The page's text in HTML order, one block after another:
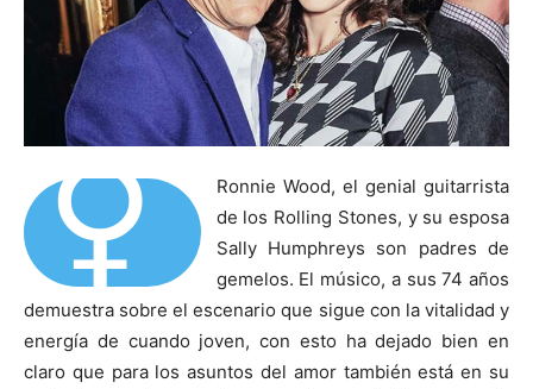
⚥
Ronnie Wood, el genial guitarrista
de los Rolling Stones, y su esposa
Sally Humphreys son padres de
gemelos. El músico, a sus 74 años
demuestra sobre el escenario que sigue con la vitalidad y
energía de cuando joven, con esto ha dejado bien en
claro que para los asuntos del amor también está en su